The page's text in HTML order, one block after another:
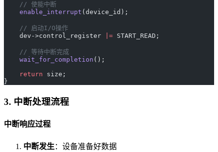
    // 使能中断
    enable_interrupt
(device_id);
    // 启动I/O操作
    dev->control_register
|= START_READ;
    // 等待中断完成
    wait_for_completion
();
    return
size;
}
3. 中断处理流程
中断响应过程
中断发生 ：设备准备好数据